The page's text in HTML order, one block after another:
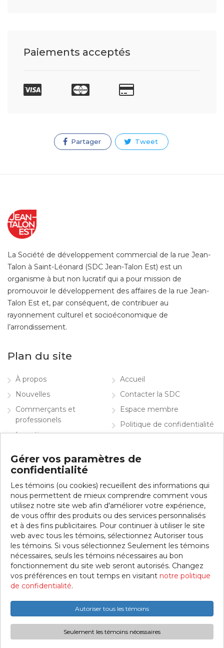
Paiements acceptés
Partager Tweet
La Société de développement commercial de la rue Jean-
Talon à Saint-Léonard (SDC Jean-Talon Est) est un
organisme à but non lucratif qui a pour mission de
promouvoir le développement des affaires de la rue Jean-
Talon Est et, par conséquent, de contribuer au
rayonnement culturel et socioéconomique de
l’arrondissement.
Plan du site
À propos
Nouvelles
Commerçants et
professionels
Investir
Accueil
Contacter la SDC
Espace membre
Politique de confidentialité
Contacter la SDC
Inscrivez-vous à notre infolettre
© 2026 SDC Jean-Talon Est. Tous droits réservés.
Ce site web a été réalisé grâce à la collaboration de la Ville
de Montréal.
Gérer vos paramètres de
confidentialité
Les témoins (ou cookies) recueillent des informations qui
nous permettent de mieux comprendre comment vous
utilisez notre site web afin d'améliorer votre expérience,
de vous offrir des produits ou des services personnalisés
et à des fins publicitaires. Pour continuer à utiliser le site
web avec tous les témoins, sélectionnez Autoriser tous
les témoins. Si vous sélectionnez Seulement les témoins
nécessaires, seuls les témoins nécessaires au bon
fonctionnement du site web seront autorisés. Changez
vos préférences en tout temps en visitant notre politique
de confidentialité.
Autoriser tous les témoins
Seulement les témoins nécessaires